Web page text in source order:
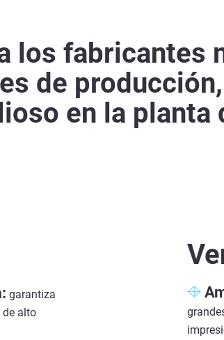
los fabricantes
de
en la planta
garantiza
de alto